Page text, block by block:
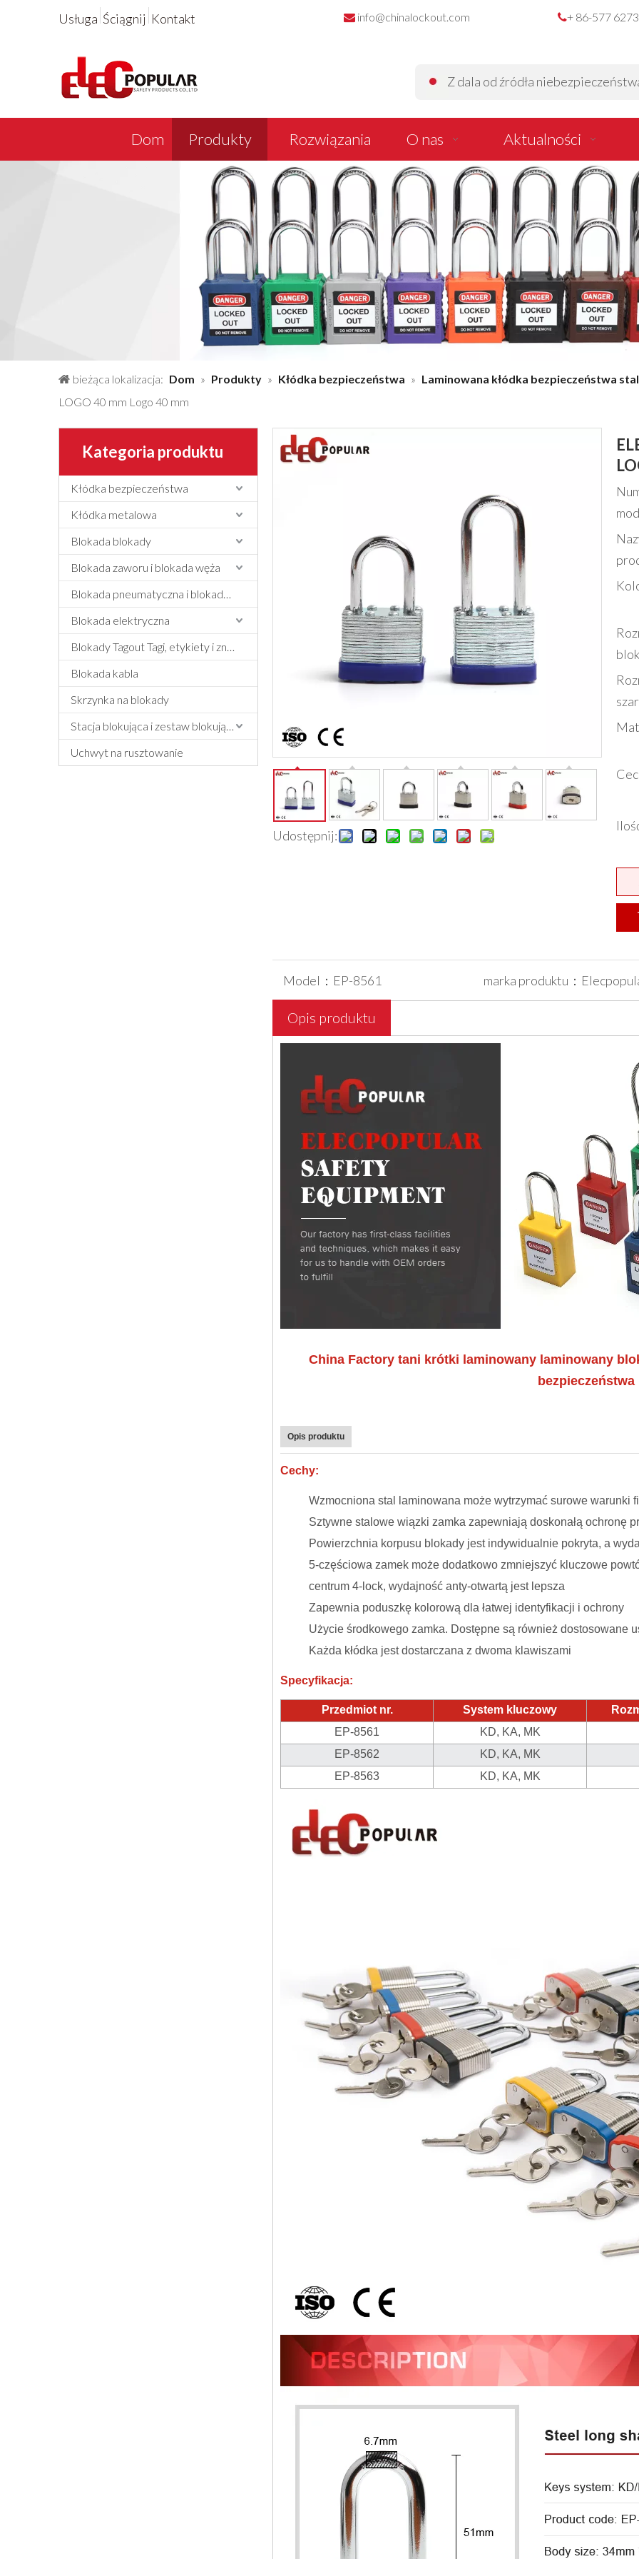
Usługa Ściągnij Kontakt  info@chinalockout.com + 86-577
Z dala od źródła niebezpieczeństwa
Dom Produkty Rozwiązania O nas Aktualności
bieżąca lokalizacja: Dom » Produkty » Kłódka bezpieczeństwa » Laminowana kłódka bezpieczeństwa
LOGO 40 mm Logo 40 mm
Kategoria produktu
Kłódka bezpieczeństwa
Kłódka metalowa
Blokada blokady
Blokada zaworu i blokada węża
Blokada pneumatyczna i blokada cylindra
Blokada elektryczna
Blokady Tagout Tagi, etykiety i znak
Blokada kabla
Skrzynka na blokady
Stacja blokująca i zestaw blokujący
Uchwyt na rusztowanie
Udostępnij:
Model： EP-8561 marka produktu：
Opis produktu
China Factory tani krótki laminowany laminowany
bezpieczeństwa
Opis produktu
Cechy:
Wzmocniona stal laminowana może wytrzymać surowe warunki
Sztywne stalowe wiązki zamka zapewniają doskonałą ochronę
Powierzchnia korpusu blokady jest indywidualnie pokryta, a
5-częściowa zamek może dodatkowo zmniejszyć kluczowe
centrum 4-lock, wydajność anty-otwartą jest lepsza
Zapewnia poduszkę kolorową dla łatwej identyfikacji i ochrony
Użycie środkowego zamka. Dostępne są również dostosowane
Każda kłódka jest dostarczana z dwoma klawiszami
Specyfikacja:
Przedmiot nr. System kluczowy
EP-8561
KD, KA, MK
EP-8562
KD, KA, MK
EP-8563
KD, KA, MK